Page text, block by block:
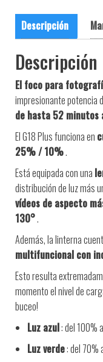
Descripción
Descripción
El foco para
impresionante potencia
de hasta 52 minutos
El G18 Plus funciona en
25% / 10%.
Está equipada con una
distribución de luz más
vídeos de aspecto
130°.
Además, la linterna
multifuncional con
Esto resulta
momento el nivel de
buceo!
Luz azul: del 100%
Luz verde: del 70%